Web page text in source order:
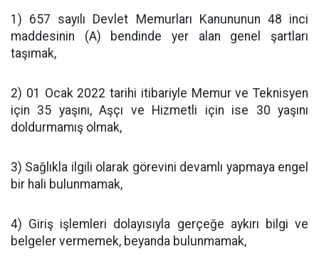
1) 657 sayılı Devlet Memurları Kanununun 48 inci
maddesinin (A) bendinde yer alan genel şartları
taşımak,
2) 01 Ocak 2022 tarihi itibariyle Memur ve Teknisyen
için 35 yaşını, Aşçı ve Hizmetli için ise 30 yaşını
doldurmamış olmak,
3) Sağlıkla ilgili olarak görevini devamlı yapmaya engel
bir hali bulunmamak,
4) Giriş işlemleri dolayısıyla gerçeğe aykırı bilgi ve
belgeler vermemek, beyanda bulunmamak,